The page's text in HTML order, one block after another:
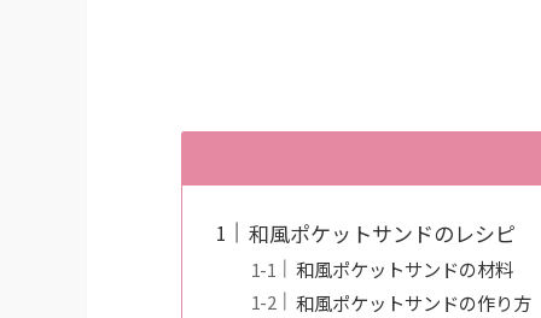
和風ポケットサンドのレシピ
和風ポケットサンドの材料
和風ポケットサンドの作り方